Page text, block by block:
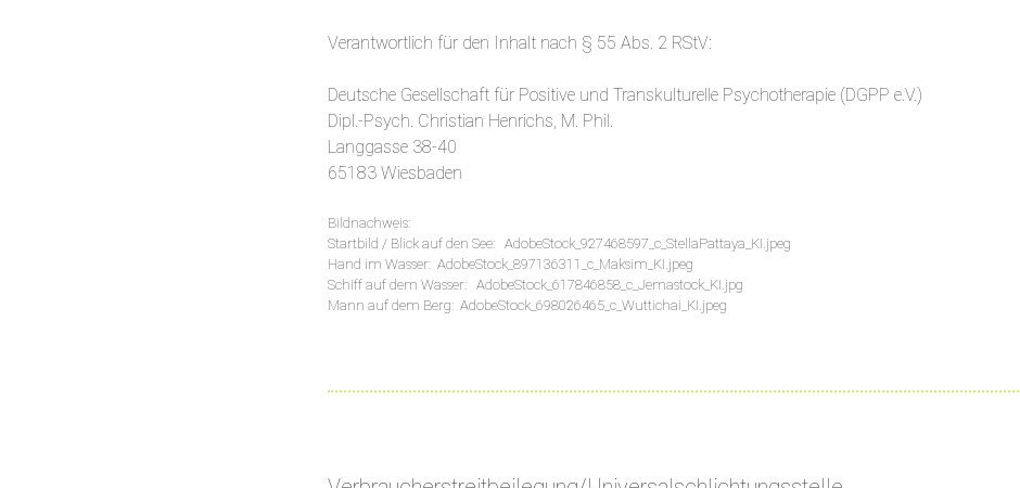
Verantwortlich für den Inhalt nach § 55 Abs. 2 RStV:
Deutsche Gesellschaft für Positive und Transkulturelle Psychotherapie (DGPP e.V.)
Dipl.-Psych. Christian Henrichs, M. Phil.
Langgasse 38-40
65183 Wiesbaden
Bildnachweis:
Startbild / Blick auf den See: AdobeStock_927468597_c_StellaPattaya_KI.jpeg
Hand im Wasser: AdobeStock_897136311_c_Maksim_KI.jpeg
Schiff auf dem Wasser: AdobeStock_617846858_c_Jemastock_KI.jpg
Mann auf dem Berg: AdobeStock_698026465_c_Wuttichai_KI.jpeg